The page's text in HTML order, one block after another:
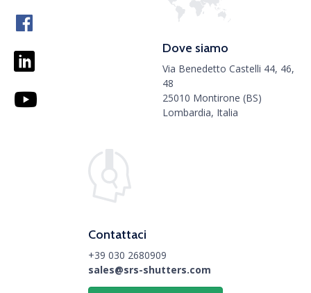
Dove siamo
Via Benedetto Castelli 44, 46,
48
25010 Montirone (BS)
Lombardia, Italia
Contattaci
+39 030 2680909
sales@srs-shutters.com